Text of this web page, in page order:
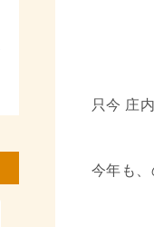
只今 庄
今年も、